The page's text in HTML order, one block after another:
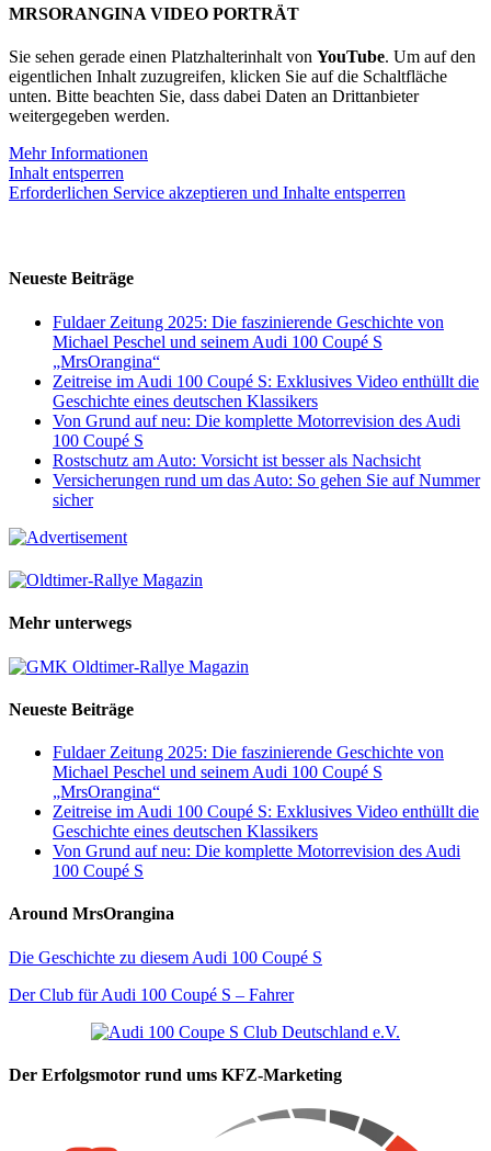
MRSORANGINA VIDEO PORTRÄT
Sie sehen gerade einen Platzhalterinhalt von YouTube. Um auf den
eigentlichen Inhalt zuzugreifen, klicken Sie auf die Schaltfläche
unten. Bitte beachten Sie, dass dabei Daten an Drittanbieter
weitergegeben werden.
Mehr Informationen
Inhalt entsperren
Erforderlichen Service akzeptieren und Inhalte entsperren
Neueste Beiträge
Fuldaer Zeitung 2025: Die faszinierende Geschichte von
Michael Peschel und seinem Audi 100 Coupé S
„MrsOrangina“
Zeitreise im Audi 100 Coupé S: Exklusives Video enthüllt die
Geschichte eines deutschen Klassikers
Von Grund auf neu: Die komplette Motorrevision des Audi
100 Coupé S
Rostschutz am Auto: Vorsicht ist besser als Nachsicht
Versicherungen rund um das Auto: So gehen Sie auf Nummer
sicher
Mehr unterwegs
Neueste Beiträge
Fuldaer Zeitung 2025: Die faszinierende Geschichte von
Michael Peschel und seinem Audi 100 Coupé S
„MrsOrangina“
Zeitreise im Audi 100 Coupé S: Exklusives Video enthüllt die
Geschichte eines deutschen Klassikers
Von Grund auf neu: Die komplette Motorrevision des Audi
100 Coupé S
Around MrsOrangina
Die Geschichte zu diesem Audi 100 Coupé S
Der Club für Audi 100 Coupé S – Fahrer
Der Erfolgsmotor rund ums KFZ-Marketing